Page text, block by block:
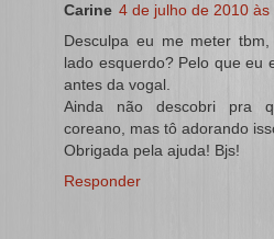
Carine 4 de julho de 2010 às
Desculpa eu me meter
lado esquerdo? Pelo que eu
antes da vogal.
Ainda não descobri pra
coreano, mas tô adorando
Obrigada pela ajuda! Bjs!
Responder